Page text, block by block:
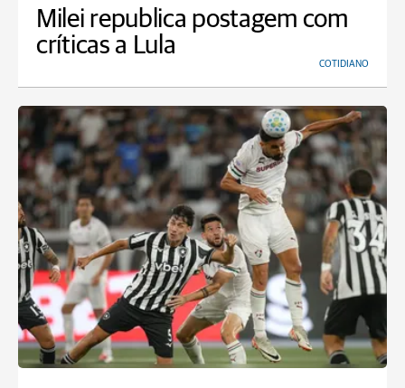
Milei republica postagem com
críticas a Lula
COTIDIANO